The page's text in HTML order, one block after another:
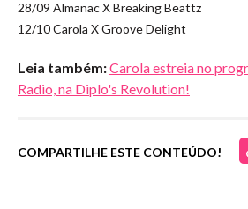
28/09 Almanac X Breaking Beattz
12/10 Carola X Groove Delight
Leia também:Carola estreia no
Radio, na Diplo's Revolution!
COMPARTILHE ESTE CONTEÚDO!